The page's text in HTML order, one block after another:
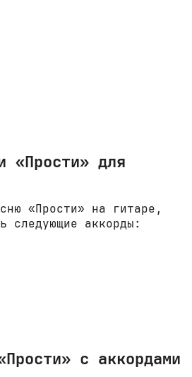
«Прости» для
«Прости» на гитаре,
следующие аккорды:
с аккордами